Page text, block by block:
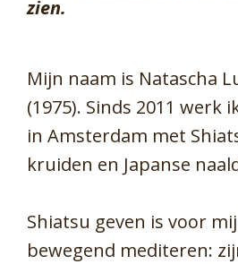
zien.
Mijn naam is Natascha
(1975). Sinds 2011
in Amsterdam met
kruiden en Japanse
Shiatsu geven is voor
bewegend mediteren: